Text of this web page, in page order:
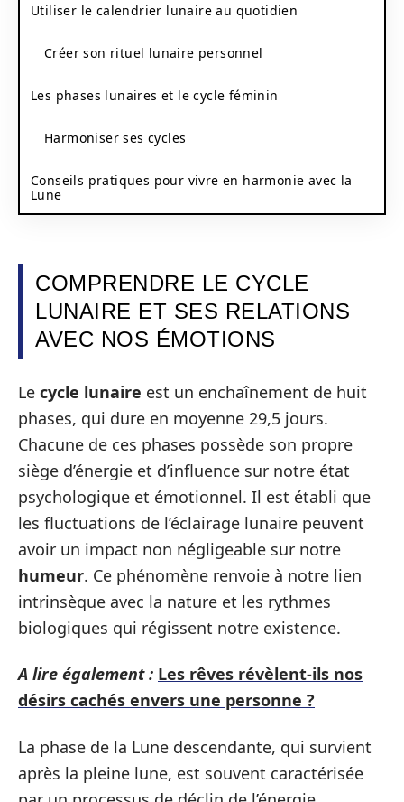
Utiliser le calendrier lunaire au quotidien
Créer son rituel lunaire personnel
Les phases lunaires et le cycle féminin
Harmoniser ses cycles
Conseils pratiques pour vivre en harmonie avec la
Lune
COMPRENDRE LE CYCLE
LUNAIRE ET SES RELATIONS
AVEC NOS ÉMOTIONS
Le cycle lunaire est un enchaînement de huit
phases, qui dure en moyenne 29,5 jours.
Chacune de ces phases possède son propre
siège d’énergie et d’influence sur notre état
psychologique et émotionnel. Il est établi que
les fluctuations de l’éclairage lunaire peuvent
avoir un impact non négligeable sur notre
humeur. Ce phénomène renvoie à notre lien
intrinsèque avec la nature et les rythmes
biologiques qui régissent notre existence.
A lire également : Les rêves révèlent-ils nos
désirs cachés envers une personne ?
La phase de la Lune descendante, qui survient
après la pleine lune, est souvent caractérisée